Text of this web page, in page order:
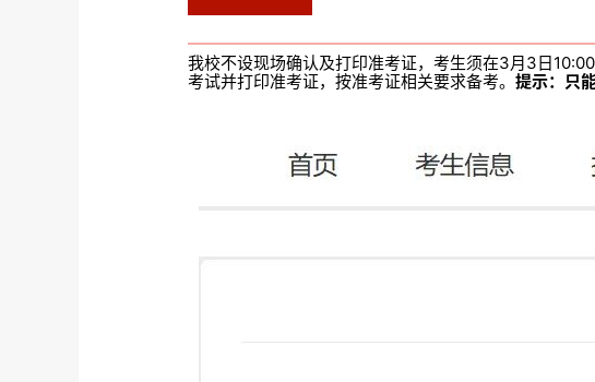
我校不设现场确认及打印准考证，考生须在3月3日
考试并打印准考证，按准考证相关要求备考。 提示：只